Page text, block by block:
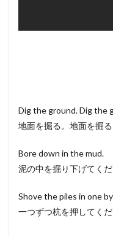
Dig the ground. Dig the
地面を掘る。地面を掘る
Bore down in the mud.
泥の中を掘り下げてくだ
Shove the piles in one
一つずつ杭を押してくだ